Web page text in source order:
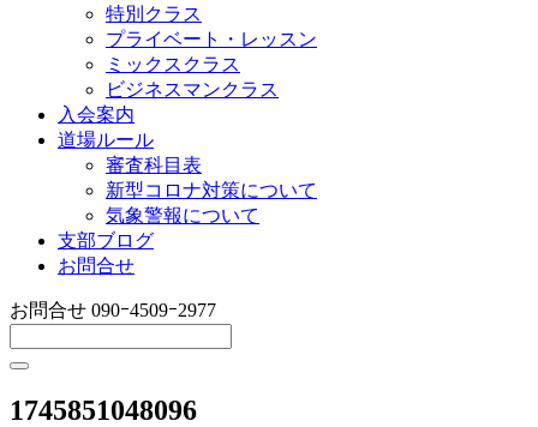
特別クラス
プライベート・レッスン
ミックスクラス
ビジネスマンクラス
入会案内
道場ルール
審査科目表
新型コロナ対策について
気象警報について
支部ブログ
お問合せ
お問合せ 090ｰ4509ｰ2977
1745851048096